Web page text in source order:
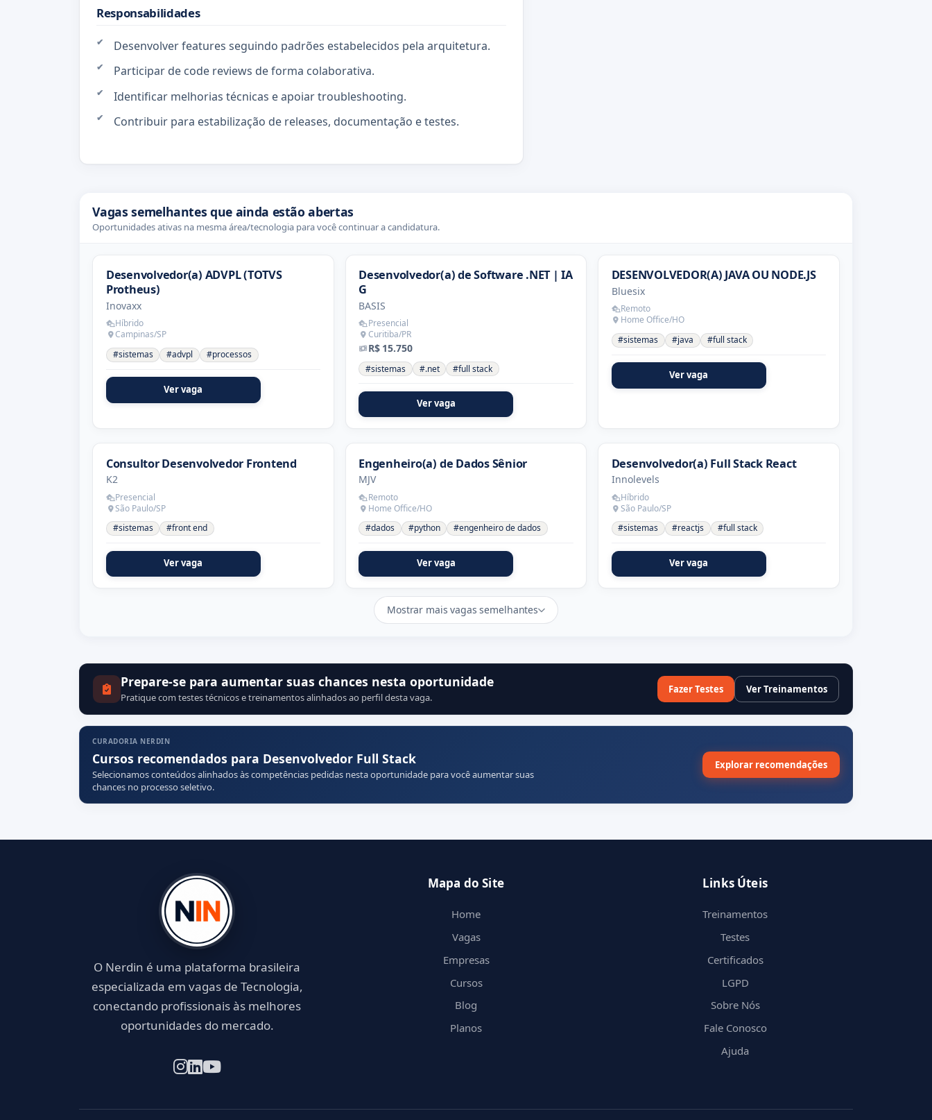
Responsabilidades
Desenvolver features seguindo padrões estabelecidos pela arquitetura.
Participar de code reviews de forma colaborativa.
Identificar melhorias técnicas e apoiar troubleshooting.
Contribuir para estabilização de releases, documentação e testes.
Vagas semelhantes que ainda estão abertas
Oportunidades ativas na mesma área/tecnologia para você continuar a candidatura.
Desenvolvedor(a) ADVPL (TOTVS
Protheus)
Inovaxx
Híbrido
Campinas/SP
#sistemas
#advpl #processos
Ver vaga
Desenvolvedor(a) de Software .NET | IA
G
BASIS
Presencial
Curitiba/PR
R$ 15.750
#sistemas #.net #full stack
Ver vaga
DESENVOLVEDOR(A) JAVA OU NODE.JS
Bluesix
Remoto
Home Office/HO
#sistemas
#java #full stack
Ver vaga
Consultor Desenvolvedor Frontend
K2
Presencial
São Paulo/SP
#sistemas
#front end
Ver vaga
Engenheiro(a) de Dados Sênior
MJV
Remoto
Home Office/HO
#dados
#python #engenheiro de dados
Ver vaga
Desenvolvedor(a) Full Stack React
Innolevels
Híbrido
São Paulo/SP
#sistemas
#reactjs #full stack
Ver vaga
Mostrar mais vagas semelhantes
Prepare-se para aumentar suas chances nesta oportunidade
Pratique com testes técnicos e treinamentos alinhados ao perfil desta vaga.
Fazer Testes Ver Treinamentos
CURADORIA NERDIN
Cursos recomendados para Desenvolvedor Full Stack
Selecionamos conteúdos alinhados às competências pedidas nesta oportunidade para você aumentar suas
chances no processo seletivo.
Explorar recomendações
O Nerdin é uma plataforma brasileira
especializada em vagas de Tecnologia,
conectando profissionais às melhores
oportunidades do mercado.
Mapa do Site
Home
Vagas
Empresas
Cursos
Blog
Planos
Links Úteis
Treinamentos
Testes
Certificados
LGPD
Sobre Nós
Fale Conosco
Ajuda